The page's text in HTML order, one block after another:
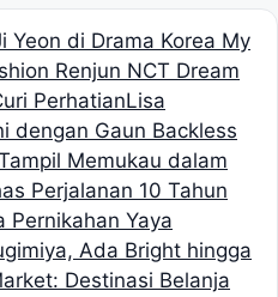
di Drama Korea My
Renjun NCT Dream
PerhatianLisa
dengan Gaun Backless
Memukau dalam
Perjalanan 10 Tahun
Pernikahan Yaya
Ada Bright hingga
Destinasi Belanja